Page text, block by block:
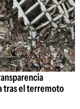
tras el terremoto